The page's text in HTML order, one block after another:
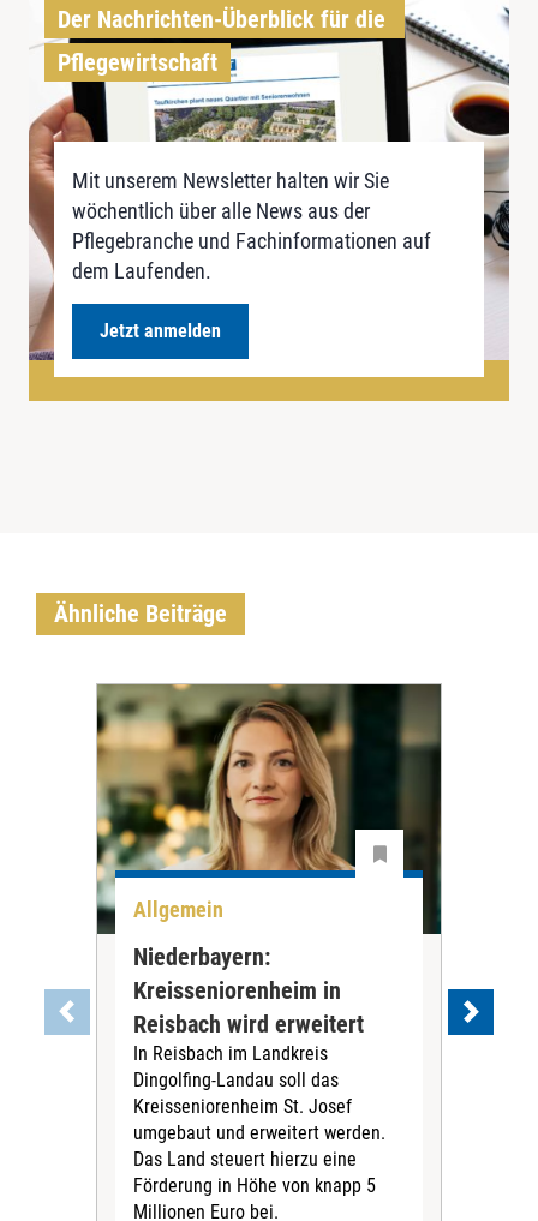
Der Nachrichten-Überblick für die
Pflegewirtschaft
Mit unserem Newsletter halten wir Sie
wöchentlich über alle News aus der
Pflegebranche und Fachinformationen auf
dem Laufenden.
Jetzt anmelden
Ähnliche Beiträge
Allgemein
Niederbayern:
Kreisseniorenheim in
Reisbach wird erweitert
In Reisbach im Landkreis
Dingolfing-Landau soll das
Kreisseniorenheim St. Josef
umgebaut und erweitert werden.
Das Land steuert hierzu eine
Förderung in Höhe von knapp 5
Millionen Euro bei.